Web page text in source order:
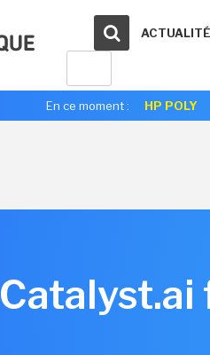
En ce moment : HP POLY
Catalyst.ai